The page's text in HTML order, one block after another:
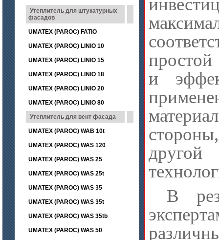
Утеплитель для штукатурных
фасадов
UMATEX (PAROC) FATIO
UMATEX (PAROC) LINIO 10
UMATEX (PAROC) LINIO 15
UMATEX (PAROC) LINIO 18
UMATEX (PAROC) LINIO 20
UMATEX (PAROC) LINIO 80
Утеплитель для вент фасада
UMATEX (PAROC) WAB 10t
UMATEX (PAROC) WAS 120
UMATEX (PAROC) WAS 25
UMATEX (PAROC) WAS 25t
UMATEX (PAROC) WAS 35
UMATEX (PAROC) WAS 35t
UMATEX (PAROC) WAS 35tb
UMATEX (PAROC) WAS 50
и
В